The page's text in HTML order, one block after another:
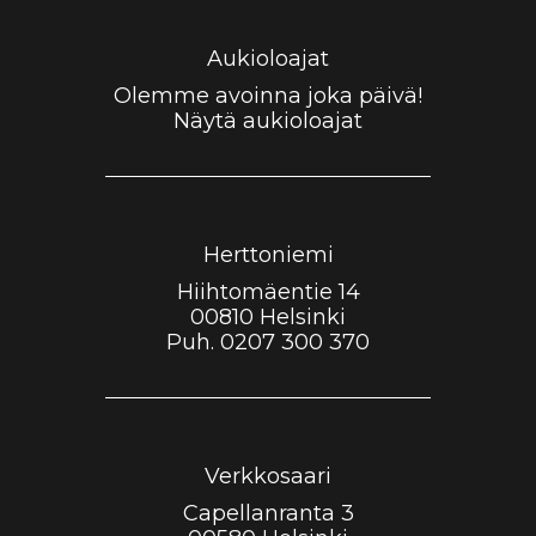
a
g
r
a
m
b
o
k
d
v
i
o
r
Aukioloajat
Olemme avoinna joka päivä!
Näytä aukioloajat
Herttoniemi
Hiihtomäentie 14
00810 Helsinki
Puh. 0207 300 370
Verkkosaari
Capellanranta 3